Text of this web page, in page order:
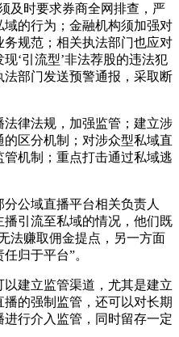
及时要求券商全网排查，严
的行为；金融机构须加强对
规范；相关执法部门也应对
‘引流型’非法荐股的违法犯
部门发送预警通报，采取断
律法规，加强监管；建立涉
区分机制；对涉众型私域直
机制；重点打击通过私域逃
公域直播平台相关负责人
引流至私域的情况，他们既
法赚取佣金提点，另一方面
归于平台”。
建立监管渠道，尤其是建立
的强制监管，还可以对长期
行介入监管，同时留存一定